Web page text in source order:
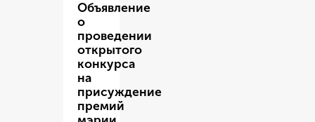
Объявление
о
проведении
открытого
конкурса
на
присуждение
премий